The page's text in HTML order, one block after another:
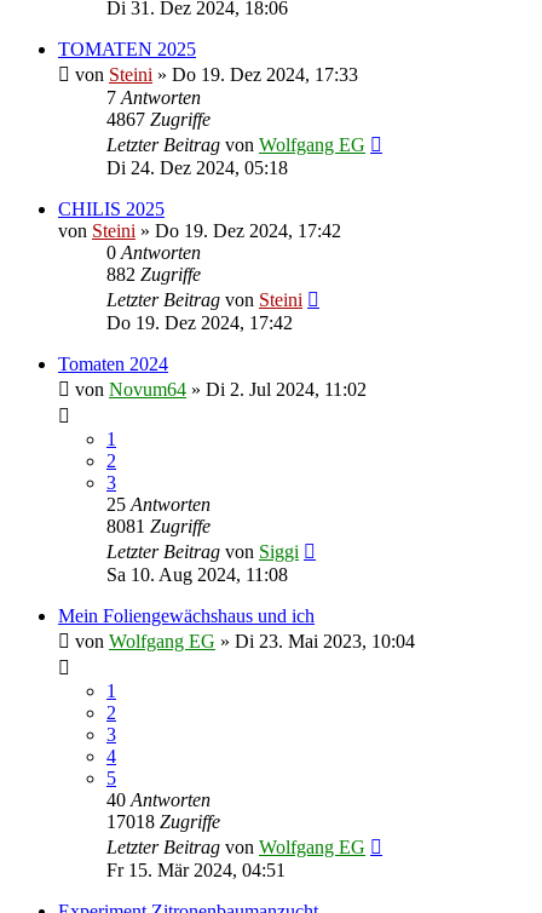
Di 31. Dez 2024, 18:06
TOMATEN 2025
von Steini » Do 19. Dez 2024, 17:33
7 Antworten
4867 Zugriffe
Letzter Beitrag von Wolfgang EG
Di 24. Dez 2024, 05:18
CHILIS 2025
von Steini » Do 19. Dez 2024, 17:42
0 Antworten
882 Zugriffe
Letzter Beitrag von Steini
Do 19. Dez 2024, 17:42
Tomaten 2024
von Novum64 » Di 2. Jul 2024, 11:02
1
2
3
25 Antworten
8081 Zugriffe
Letzter Beitrag von Siggi
Sa 10. Aug 2024, 11:08
Mein Foliengewächshaus und ich
von Wolfgang EG » Di 23. Mai 2023, 10:04
1
2
3
4
5
40 Antworten
17018 Zugriffe
Letzter Beitrag von Wolfgang EG
Fr 15. Mär 2024, 04:51